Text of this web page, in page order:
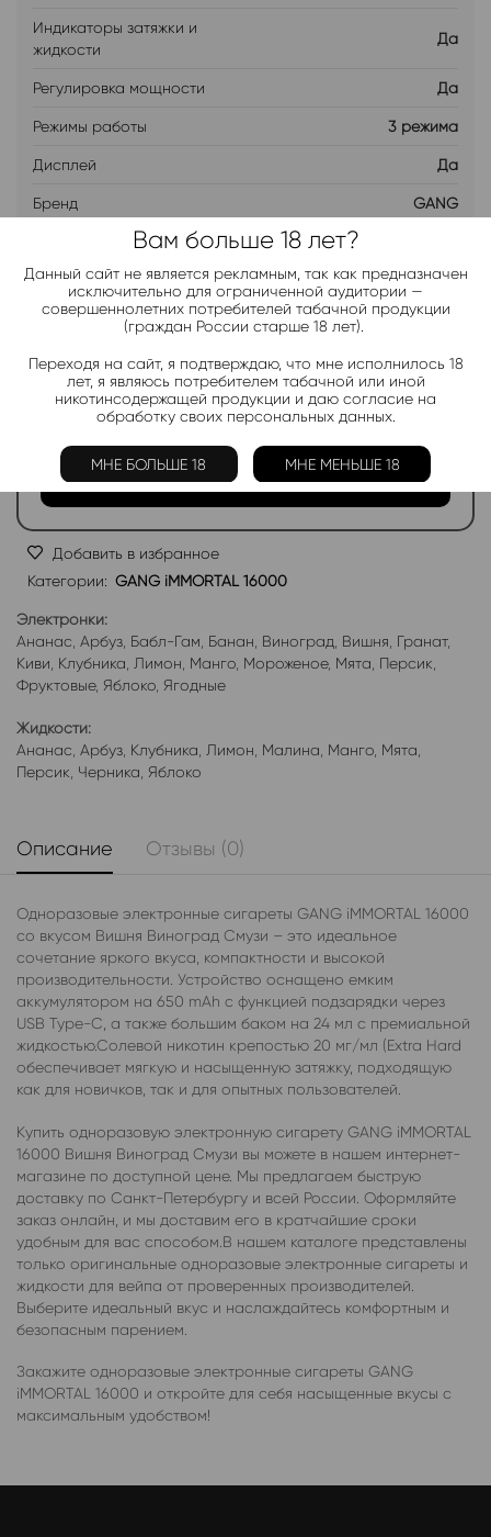
Индикаторы затяжки и
жидкости
Да
Регулировка мощности Да
Режимы работы 3 режима
Дисплей Да
Бренд GANG
ДОБАВИТЬ В ЛИСТ ОЖИДАНИЯ
Хочу дешевле
Telegram-канал 2000+
Подписаться
Добавить в избранное
Категории: GANG iMMORTAL 16000
Электронки:
Ананас Арбуз Бабл-Гам Банан Виноград Вишня Гранат,
Киви Клубника Лимон Манго Мороженое, Мята Персик
Фруктовые, Яблоко Ягодные
Жидкости:
Ананас Арбуз Клубника Лимон Малина Манго Мята
Персик Черника Яблоко
Описание Отзывы (0)
Одноразовые электронные сигареты GANG iMMORTAL 16000
со вкусом Вишня Виноград Смузи – это идеальное
сочетание яркого вкуса, компактности и высокой
производительности. Устройство оснащено емким
аккумулятором на 650 mAh с функцией подзарядки через
USB Type-C, а также большим баком на 24 мл с премиальной
жидкостью.Солевой никотин крепостью 20 мг/мл (Extra Hard
обеспечивает мягкую и насыщенную затяжку, подходящую
как для новичков, так и для опытных пользователей.
Купить одноразовую электронную сигарету GANG iMMORTAL
16000 Вишня Виноград Смузи вы можете в нашем интернет-
магазине по доступной цене. Мы предлагаем быструю
доставку по Санкт-Петербургу и всей России. Оформляйте
заказ онлайн, и мы доставим его в кратчайшие сроки
удобным для вас способом.В нашем каталоге представлены
только оригинальные одноразовые электронные сигареты и
жидкости для вейпа от проверенных производителей.
Выберите идеальный вкус и наслаждайтесь комфортным и
безопасным парением.
Закажите одноразовые электронные сигареты GANG
iMMORTAL 16000 и откройте для себя насыщенные вкусы с
максимальным удобством!
Вам больше 18 лет?
Данный сайт не является рекламным, так как предназначен
исключительно для ограниченной аудитории —
совершеннолетних потребителей табачной продукции
(граждан России старше 18 лет).
Переходя на сайт, я подтверждаю, что мне исполнилось 18
лет, я являюсь потребителем табачной или иной
никотинсодержащей продукции и даю согласие на
обработку своих персональных данных.
МНЕ БОЛЬШЕ 18 МНЕ МЕНЬШЕ 18